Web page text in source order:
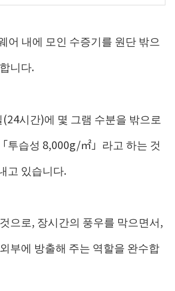
어 내에 모인 수증기를 원단 밖으
니다.
시간)에 몇 그램 수분을 밖으로
투습성 8,000g/㎡」라고 하는 것
고 있습니다.
으로, 장시간의 풍우를 막으면서,
부에 방출해 주는 역할을 완수합